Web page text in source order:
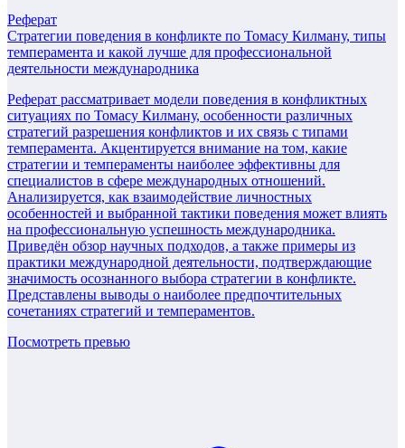
Реферат
Стратегии поведения в конфликте по Томасу Килману, типы
темперамента и какой лучше для профессиональной
деятельности международника
Реферат рассматривает модели поведения в конфликтных
ситуациях по Томасу Килману, особенности различных
стратегий разрешения конфликтов и их связь с типами
темперамента. Акцентируется внимание на том, какие
стратегии и темпераменты наиболее эффективны для
специалистов в сфере международных отношений.
Анализируется, как взаимодействие личностных
особенностей и выбранной тактики поведения может влиять
на профессиональную успешность международника.
Приведён обзор научных подходов, а также примеры из
практики международной деятельности, подтверждающие
значимость осознанного выбора стратегии в конфликте.
Представлены выводы о наиболее предпочтительных
сочетаниях стратегий и темпераментов.
Посмотреть превью